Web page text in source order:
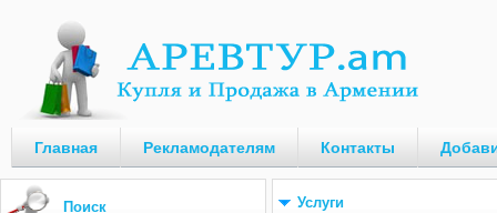
Главная Рекламодателям Контакты
Поиск Услуги